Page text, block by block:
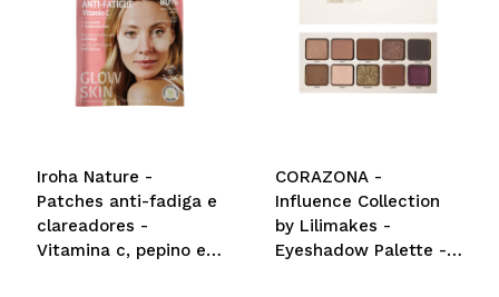
Iroha Nature -
Patches anti-fadiga e
clareadores -
Vitamina c, pepino e
CORAZONA -
Influence Collection
by Lilimakes -
Eyeshadow Palette -